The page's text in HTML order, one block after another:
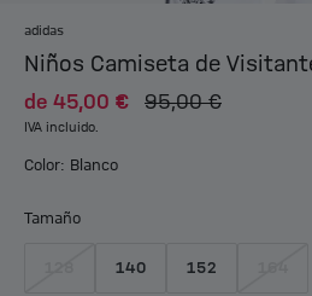
adidas
Niños Camiseta de
de 45,00 € 95,00 €
IVA incluido.
Color: Blanco
Tamaño
140 152